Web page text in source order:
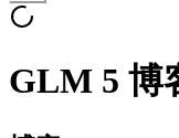
GLM 5 博